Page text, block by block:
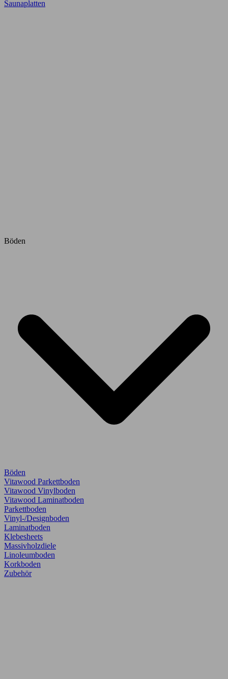
Saunaplatten
Böden
Böden
Vitawood Parkettboden
Vitawood Vinylboden
Vitawood Laminatboden
Parkettboden
Vinyl-/Designboden
Laminatboden
Klebesheets
Massivholzdiele
Linoleumboden
Korkboden
Zubehör